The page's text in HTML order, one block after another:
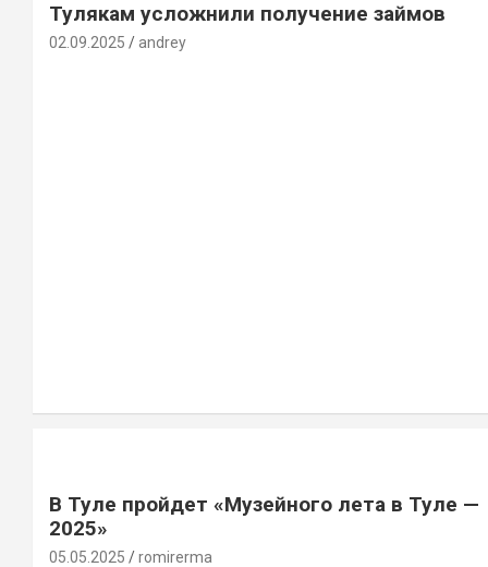
Тулякам усложнили получение займов
02.09.2025 andrey
В Туле пройдет «Музейного лета в Туле —
2025»
05.05.2025 romirerma